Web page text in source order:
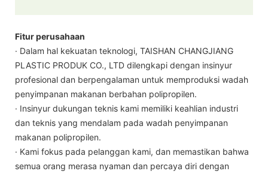
Fitur perusahaan
· Dalam hal kekuatan teknologi, TAISHAN CHANGJIANG
PLASTIC PRODUK CO., LTD dilengkapi dengan insinyur
profesional dan berpengalaman untuk memproduksi wadah
penyimpanan makanan berbahan polipropilen.
· Insinyur dukungan teknis kami memiliki keahlian industri
dan teknis yang mendalam pada wadah penyimpanan
makanan polipropilen.
· Kami fokus pada pelanggan kami, dan memastikan bahwa
semua orang merasa nyaman dan percaya diri dengan